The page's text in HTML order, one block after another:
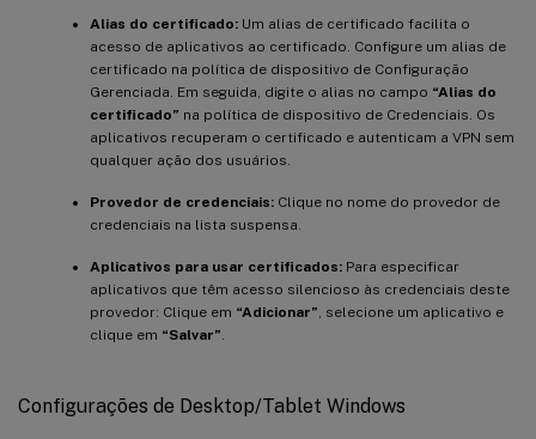
Alias do certificado: Um alias de certificado facilita o
acesso de aplicativos ao certificado. Configure um alias de
certificado na política de dispositivo de Configuração
Gerenciada. Em seguida, digite o alias no campo “Alias do
certificado” na política de dispositivo de Credenciais. Os
aplicativos recuperam o certificado e autenticam a VPN sem
qualquer ação dos usuários.
Provedor de credenciais: Clique no nome do provedor de
credenciais na lista suspensa.
Aplicativos para usar certificados: Para especificar
aplicativos que têm acesso silencioso às credenciais deste
provedor: Clique em “Adicionar” , selecione um aplicativo e
clique em “Salvar”
Configurações de Desktop/Tablet Windows